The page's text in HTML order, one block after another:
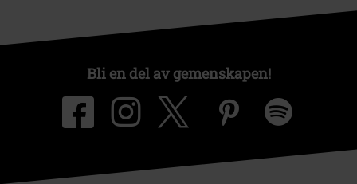
Bli en del av gemenskapen!